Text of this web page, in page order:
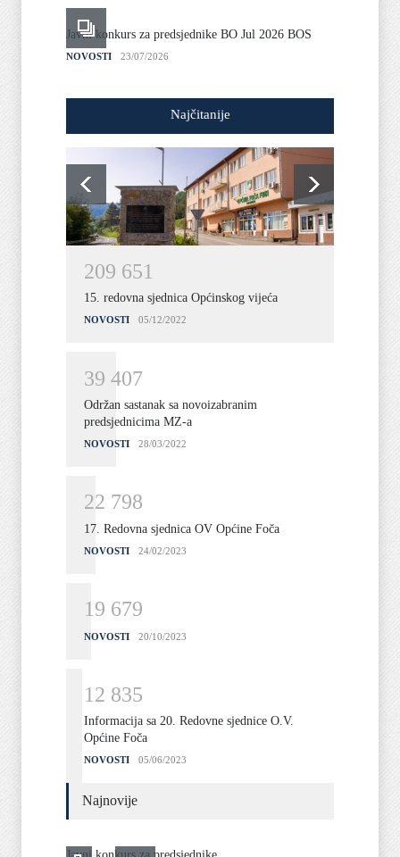
Javni konkurs za predsjednike BO Jul 2026 BOS
NOVOSTI 23/07/2026
Najčitanije
209 651
15. redovna sjednica Općinskog vijeća
NOVOSTI 05/12/2022
39 407
Održan sastanak sa novoizabranim
predsjednicima MZ-a
NOVOSTI 28/03/2022
22 798
17. Redovna sjednica OV Općine Foča
NOVOSTI 24/02/2023
19 679
NOVOSTI 20/10/2023
12 835
Informacija sa 20. Redovne sjednice O.V.
Općine Foča
NOVOSTI 05/06/2023
Najnovije